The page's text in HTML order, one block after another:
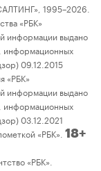
1995–2026.
«РБК»
информации выдано
информационных
09.12.2015
«РБК»
информации выдано
информационных
03.12.2021
«РБК». 18+
«РБК».